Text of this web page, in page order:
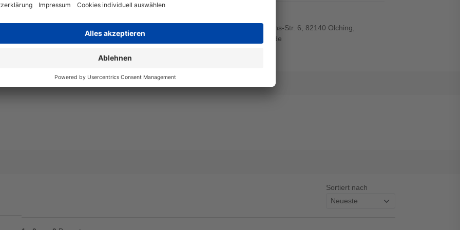
Wiegand & Partner GmbH, Werner-von-Siemens-Str. 6, 82140 Olching,
Deutschland, E-Mail: service@wiegand-gmbh.de
Sortiert nach